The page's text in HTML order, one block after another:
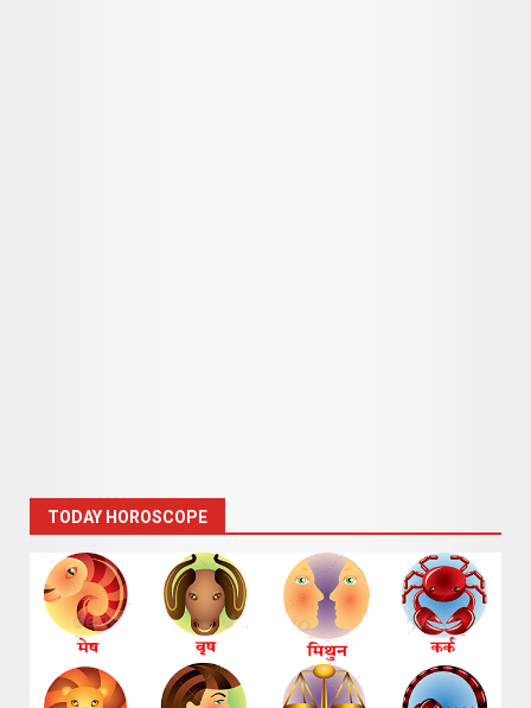
TODAY HOROSCOPE